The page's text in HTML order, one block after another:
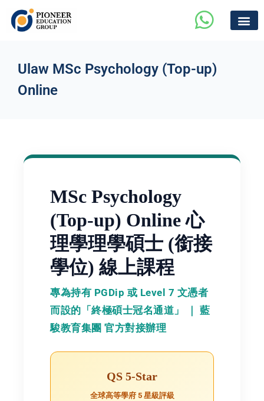
Ulaw MSc Psychology (Top-up)
Online
MSc Psychology
(Top-up) Online 心
理學理學碩士 (銜接
學位) 線上課程
專為持有 PGDip 或 Level 7 文憑者
而設的「終極碩士冠名通道」 ｜ 藍
駿教育集團 官方對接辦理
QS 5-Star
全球高等學府 5 星級評級